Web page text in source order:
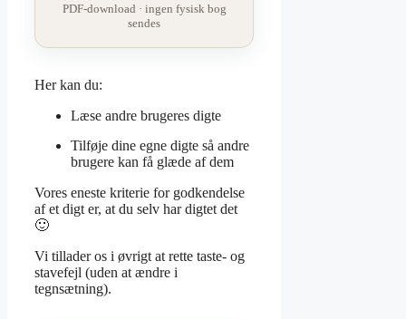
PDF-download · ingen fysisk bog
sendes
Her kan du:
Læse andre brugeres digte
Tilføje dine egne digte så andre
brugere kan få glæde af dem
Vores eneste kriterie for godkendelse
af et digt er, at du selv har digtet det
🙂
Vi tillader os i øvrigt at rette taste- og
stavefejl (uden at ændre i
tegnsætning).